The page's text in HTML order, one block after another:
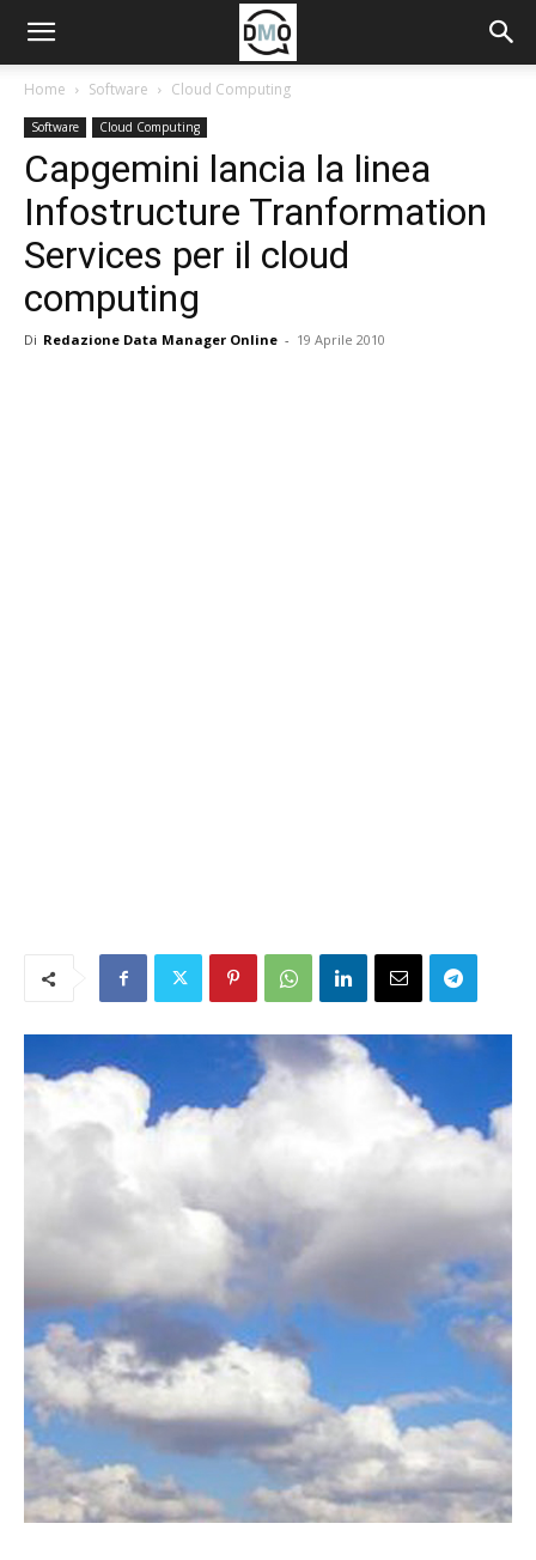
Home Software Cloud Computing
Software Cloud Computing
Capgemini lancia la linea
Infostructure Tranformation
Services per il cloud
computing
Di Redazione Data Manager Online - 19 Aprile 2010